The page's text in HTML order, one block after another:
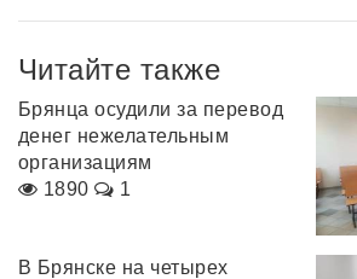
Читайте также
Брянца осудили за перевод
денег нежелательным
организациям
1890
1
В Брянске на четырех